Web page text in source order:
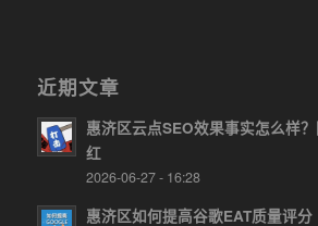
近期文章
惠济区云点SEO效果事实怎么样
红
2026-06-27 - 16:28
惠济区如何提高谷歌EAT质量评分